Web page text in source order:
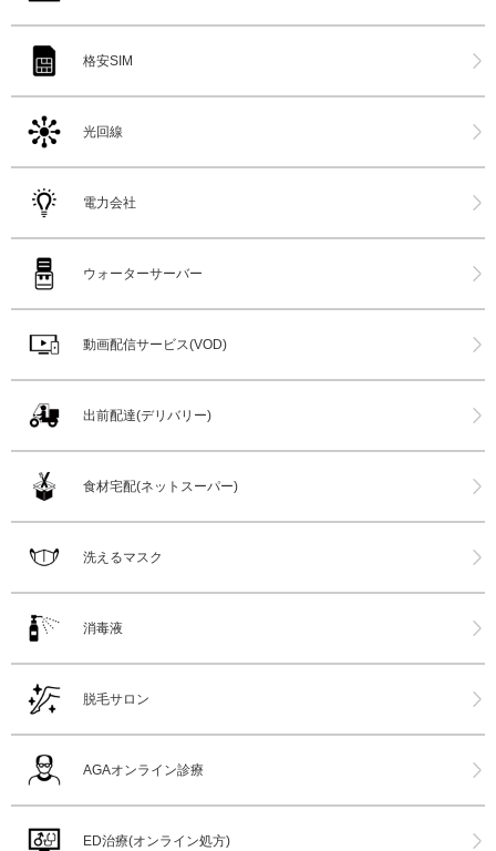
格安SIM
光回線
電力会社
ウォーターサーバー
動画配信サービス(VOD)
出前配達(デリバリー)
食材宅配(ネットスーパー)
洗えるマスク
消毒液
脱毛サロン
AGAオンライン診療
ED治療(オンライン処方)